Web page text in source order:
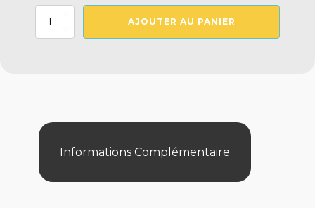
quantité
AJOUTER AU PANIER
Informations Complémentaire